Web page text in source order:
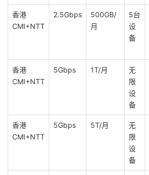
香港
CMI+NTT
2.5Gbps
500GB/
月
5台
设
备
香港
CMI+NTT
5Gbps 1T/月
无
限
设
备
香港
CMI+NTT
5Gbps 5T/月
无
限
设
备